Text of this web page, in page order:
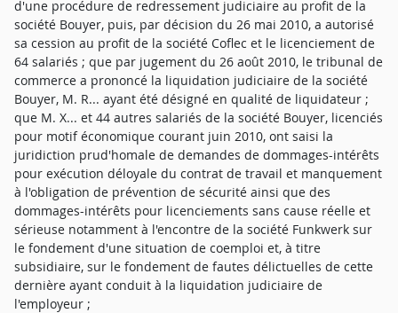
d'une procédure de redressement judiciaire au profit de la
société Bouyer, puis, par décision du 26 mai 2010, a autorisé
sa cession au profit de la société Coflec et le licenciement de
64 salariés ; que par jugement du 26 août 2010, le tribunal de
commerce a prononcé la liquidation judiciaire de la société
Bouyer, M. R... ayant été désigné en qualité de liquidateur ;
que M. X... et 44 autres salariés de la société Bouyer, licenciés
pour motif économique courant juin 2010, ont saisi la
juridiction prud'homale de demandes de dommages-intérêts
pour exécution déloyale du contrat de travail et manquement
à l'obligation de prévention de sécurité ainsi que des
dommages-intérêts pour licenciements sans cause réelle et
sérieuse notamment à l'encontre de la société Funkwerk sur
le fondement d'une situation de coemploi et, à titre
subsidiaire, sur le fondement de fautes délictuelles de cette
dernière ayant conduit à la liquidation judiciaire de
l'employeur ;